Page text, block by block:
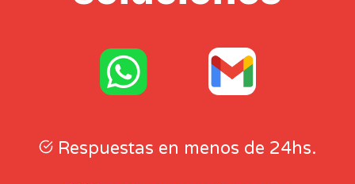
Respuestas en menos de 24hs.